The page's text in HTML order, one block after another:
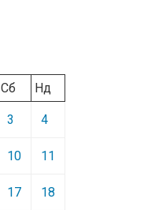
Сб Нд
3 4
10 11
17 18